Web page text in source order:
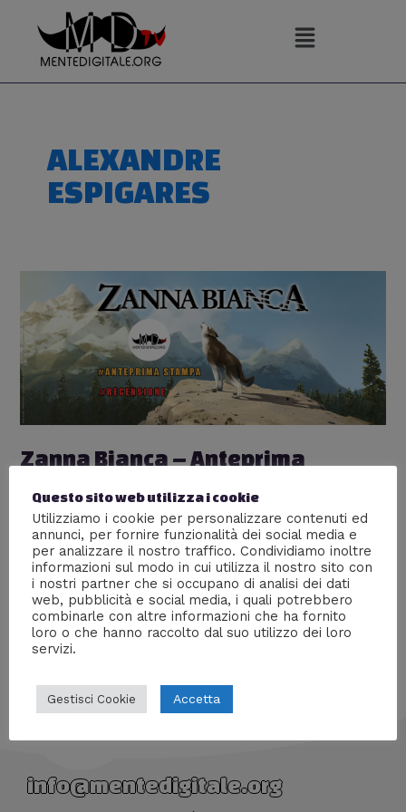
contenuto
ALEXANDRE
ESPIGARES
Zanna Bianca – Anteprima
stampa, recensione e interviste
Lascia un commento /Anteprime stampa,Cartelle
stampa,Cinema,Interviste/ DiWilliam J
Il cane lupo più famoso della letteratura ha ululato al
cinema. Ecco la nostra recensione.
info@mentedigitale.org
Questo sito web utilizza i cookie
Utilizziamo i cookie per personalizzare contenuti ed
annunci, per fornire funzionalità dei social media e
per analizzare il nostro traffico. Condividiamo inoltre
informazioni sul modo in cui utilizza il nostro sito con
i nostri partner che si occupano di analisi dei dati
web, pubblicità e social media, i quali potrebbero
combinarle con altre informazioni che ha fornito
loro o che hanno raccolto dal suo utilizzo dei loro
servizi.
Gestisci Cookie Accetta